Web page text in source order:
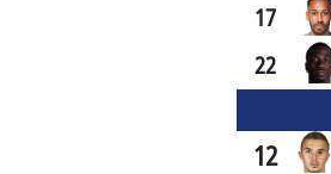
17
22
12